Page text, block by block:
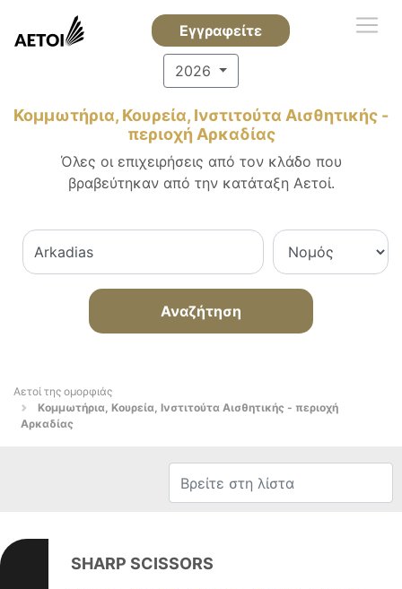
Εγγραφείτε
2026
Κομμωτήρια, Κουρεία, Ινστιτούτα Αισθητικής -
περιοχή Αρκαδίας
Όλες οι επιχειρήσεις από τον κλάδο που
βραβεύτηκαν από την κατάταξη Αετοί.
Αναζήτηση
Αετοί της ομορφιάς
Κομμωτήρια, Κουρεία, Ινστιτούτα Αισθητικής - περιοχή
Αρκαδίας
SHARP SCISSORS